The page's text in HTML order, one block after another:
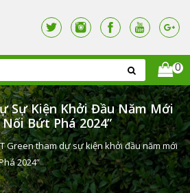
0
Sự Kiện Khởi Đầu Năm Mới
Bứt Phá 2024”
Green tham dự sự kiện khởi đầu năm mới
2024”